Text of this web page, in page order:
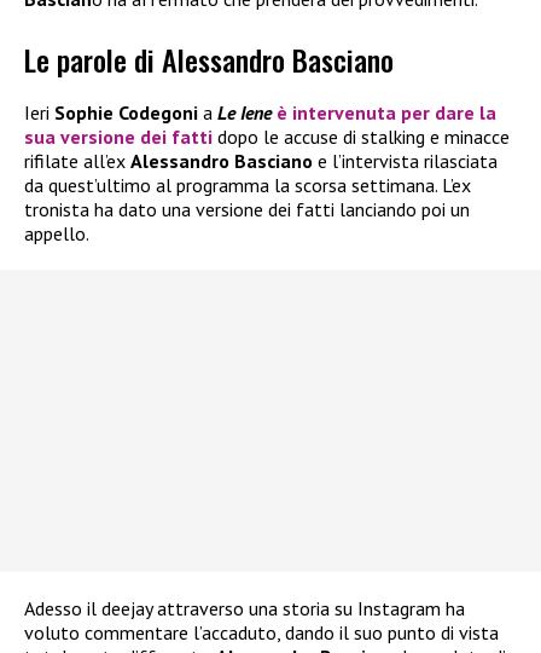
Le parole di Alessandro Basciano
Ieri Sophie Codegoni a Le Iene è intervenuta per dare la
sua versione dei fatti dopo le accuse di stalking e minacce
rifilate all’ex Alessandro Basciano e l’intervista rilasciata
da quest’ultimo al programma la scorsa settimana. L’ex
tronista ha dato una versione dei fatti lanciando poi un
appello.
Adesso il deejay attraverso una storia su Instagram ha
voluto commentare l’accaduto, dando il suo punto di vista